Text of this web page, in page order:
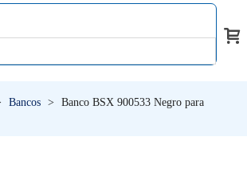
Bancos >
Banco BSX 900533 Negro para